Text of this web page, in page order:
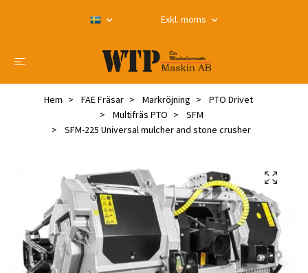
Exkl. moms
Hem FAE Fräsar Markröjning
PTO Drivet
Multifräs PTO
SFM
SFM-225 Universal mulcher and stone crusher